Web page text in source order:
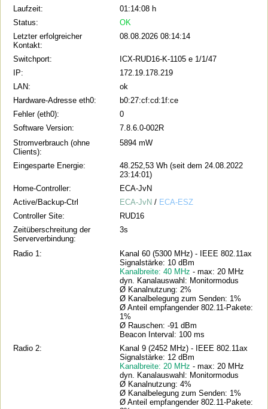
Laufzeit:
01:14:08 h
Status:
OK
Letzter erfolgreicher
Kontakt:
08.08.2026 08:14:14
Switchport:
ICX-RUD16-K-1105 e 1/1/47
IP:
172.19.178.219
LAN:
ok
Hardware-Adresse eth0:
b0:27:cf:cd:1f:ce
Fehler (eth0):
0
Software Version:
7.8.6.0-002R
Stromverbrauch (ohne
Clients):
5894 mW
Eingesparte Energie:
48.252,53 Wh (seit dem 24.08.2022
23:14:01)
Home-Controller:
ECA-JvN
Active/Backup-Ctrl
ECA-JvN / ECA-ESZ
Controller Site:
RUD16
Zeitüberschreitung der
Serververbindung:
3s
Radio 1:
Kanal 60 (5300 MHz) - IEEE 802.11ax
Signalstärke: 10 dBm
Kanalbreite: 40 MHz- max: 20 MHz
dyn. Kanalauswahl: Monitormodus
Ø Kanalnutzung: 2%
Ø Kanalbelegung zum Senden: 1%
Ø Anteil empfangender 802.11-Pakete:
1%
Ø Rauschen: -91 dBm
Beacon Interval: 100 ms
Radio 2:
Kanal 9 (2452 MHz) - IEEE 802.11ax
Signalstärke: 12 dBm
Kanalbreite: 20 MHz- max: 20 MHz
dyn. Kanalauswahl: Monitormodus
Ø Kanalnutzung: 4%
Ø Kanalbelegung zum Senden: 1%
Ø Anteil empfangender 802.11-Pakete: